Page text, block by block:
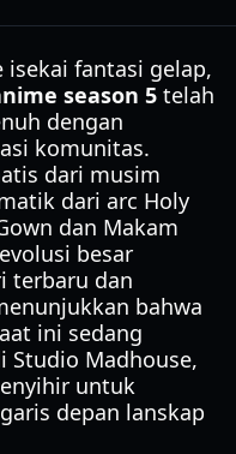
isekai fantasi gelap,
season 5 telah
dengan
komunitas.
dari musim
dari arc Holy
dan Makam
besar
terbaru dan
bahwa
ini sedang
Studio Madhouse,
untuk
depan lanskap